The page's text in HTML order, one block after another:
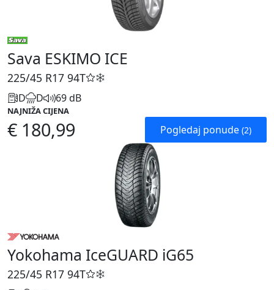
Sava ESKIMO ICE
225/45 R17 94T
D D 69 dB
NAJNIŽA CIJENA
€ 180,99 Pogledaj ponude (2)
Yokohama IceGUARD iG65
225/45 R17 94T